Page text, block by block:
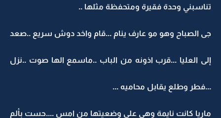
تناسبني وحدة فقيرة ومتحفظة مثلها ..
جى الصباح وهو مو عارف ينام ...قام واخد دوش سريع ..صعد
إلى العليا ...قرب اذونه من الباب ..ماسمع الها صوت ..نزل
...فطر وطلع يقابل محاميه ...
ماريا كانت نايمة وهي على وضعيتها من امس ....حست بألم